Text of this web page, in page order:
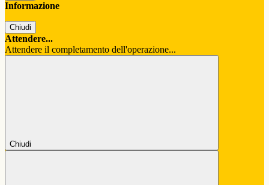
Informazione
Chiudi
Attendere...
Attendere il completamento dell'operazione...
Chiudi